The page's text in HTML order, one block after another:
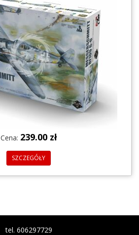
Cena: 239.00 zł
SZCZEGÓŁY
tel. 606297729